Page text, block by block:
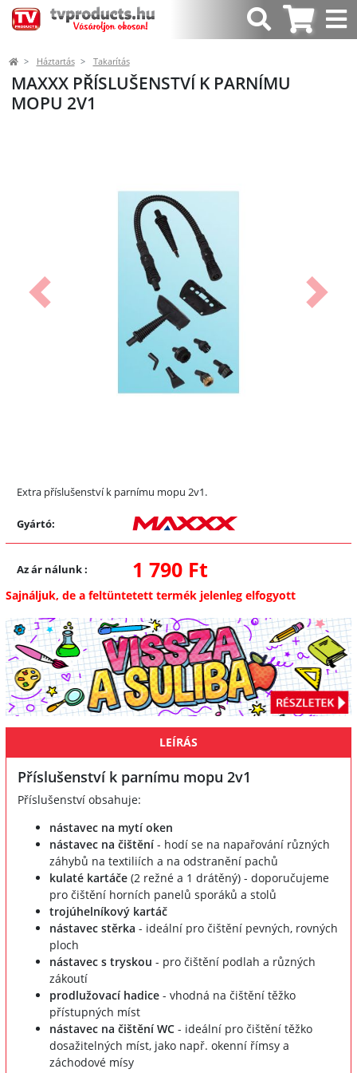
Háztartás Takarítás
MAXXX PŘÍSLUŠENSTVÍ K PARNÍMU
MOPU 2V1
Előző
Extra příslušenství k parnímu mopu 2v1.
Gyártó:
Az ár nálunk: 1 790 Ft
Sajnáljuk, de a feltüntetett termék jelenleg elfogyott
LEÍRÁS
Příslušenství k parnímu mopu 2v1
Příslušenství obsahuje:
nástavec na mytí oken
nástavec na čištění- hodí se na napařování různých
záhybů na textiliích a na odstranění pachů
kulaté kartáče (2 režné a 1 drátěný) - doporučujeme
pro čištění horních panelů sporáků a stolů
trojúhelníkový kartáč
nástavec stěrka - ideální pro čištění pevných, rovných
ploch
nástavec s tryskou - pro čištění podlah a různých
zákoutí
prodlužovací hadice - vhodná na čištění těžko
přístupných míst
nástavec na čištění WC - ideální pro čištění těžko
dosažitelných míst, jako např. okenní římsy a
záchodové mísy